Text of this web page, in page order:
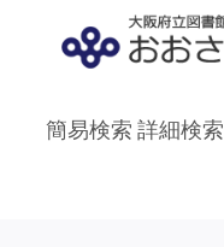
簡易検索 詳細検索